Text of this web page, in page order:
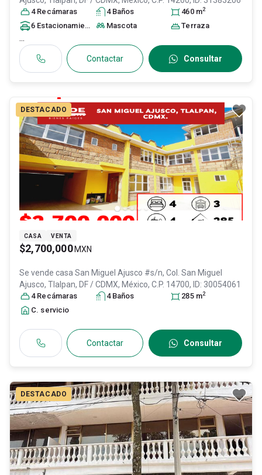
4 Recámaras 4 Baños 460 m2
6 Estacionamiento s Mascota Terraza
...
Contactar Consultar
DESTACADO
CASA VENTA
$2,700,000 MXN
Se vende casa San Miguel Ajusco #s/n, Col. San Miguel
Ajusco, Tlalpan, DF / CDMX, México, C.P. 14700, ID: 30054061
4 Recámaras 4 Baños 285 m2
C. servicio
Contactar Consultar
DESTACADO